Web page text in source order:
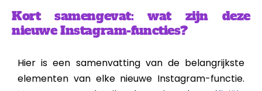
Kort samengevat: wat zijn deze
nieuwe Instagram-functies?
Hier is een samenvatting van de belangrijkste
elementen van elke nieuwe Instagram-functie.